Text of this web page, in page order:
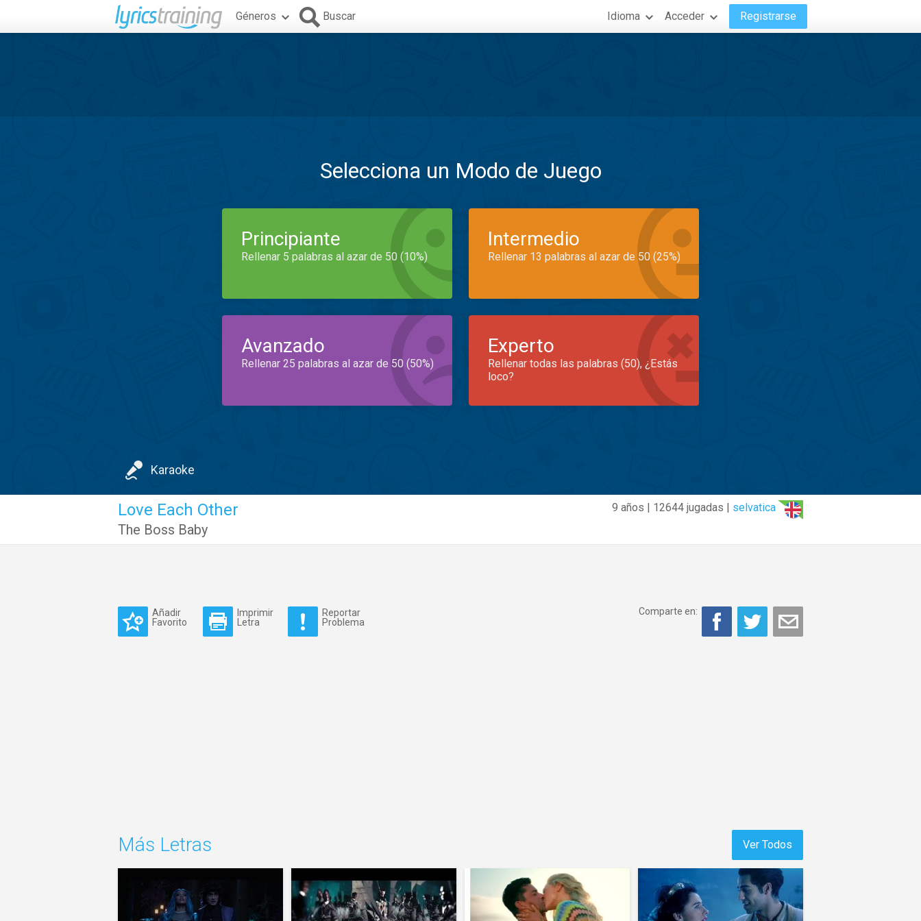
Géneros Buscar Idioma Acceder Registrarse
Selecciona un Modo de Juego
Principiante
Rellenar 5 palabras al azar de 50 (10%)
Intermedio
Rellenar 13 palabras al azar de 50 (25%)
Avanzado
Rellenar 25 palabras al azar de 50 (50%)
Experto
Rellenar todas las palabras (50), ¿Estás
loco?
Karaoke
9 años | 12644 jugadas | selvatica
Love Each Other
The Boss Baby
Añadir
Favorito
Imprimir
Letra
Reportar
Problema
Comparte en:
Ver Todos
Más Letras